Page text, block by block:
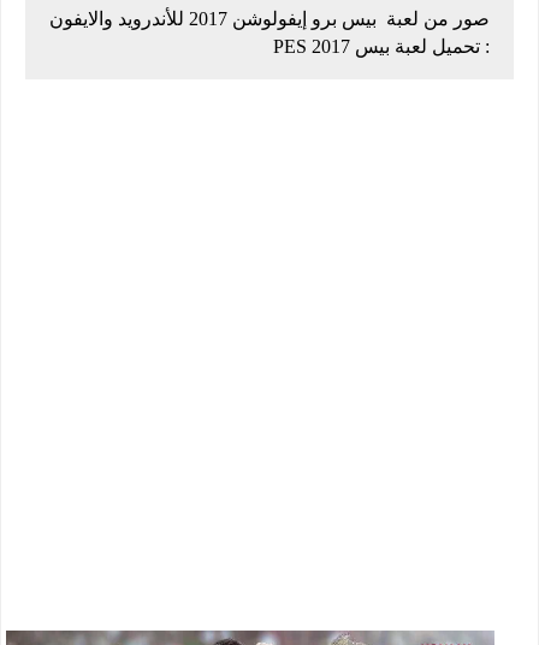
صور من لعبة بيس برو إيفولوشن 2017 للأندرويد والايفون
: تحميل لعبة بيس 2017 PES